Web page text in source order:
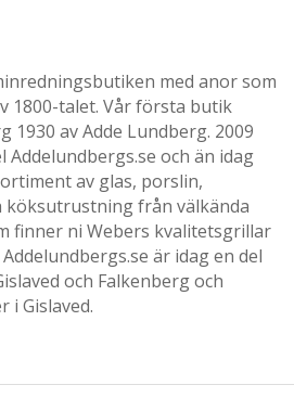
med anor som
1800-talet. Vår första butik
1930 av Adde Lundberg. 2009
Addelundbergs.se och än idag
av glas, porslin,
köksutrustning från välkända
finner ni Webers kvalitetsgrillar
är idag en del
och Falkenberg och
Gislaved.